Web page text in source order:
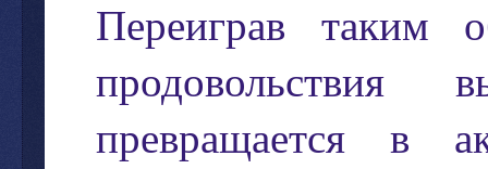
Переиграв
таким
продовольствия
превращается
в